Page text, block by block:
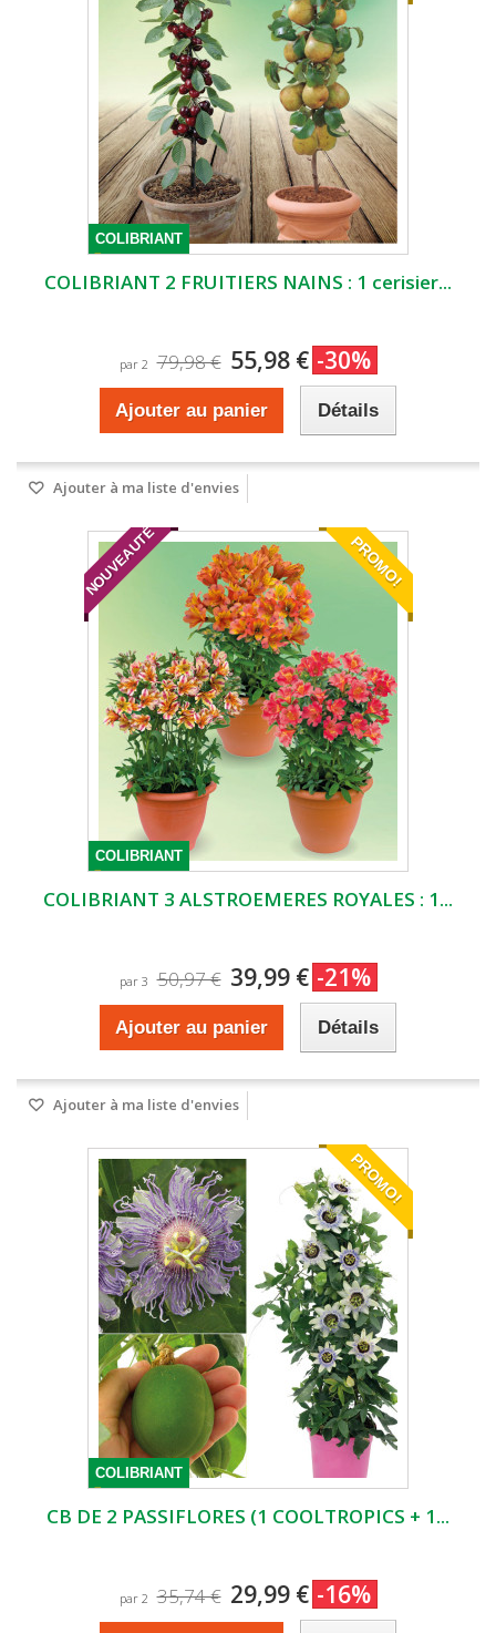
COLIBRIANT
COLIBRIANT 2 FRUITIERS NAINS : 1 cerisier...
par 2 79,98 € 55,98 € -30%
Ajouter au panier Détails
Ajouter à ma liste d'envies
NOUVEAUTÉ
COLIBRIANT
PROMO!
COLIBRIANT 3 ALSTROEMERES ROYALES : 1...
par 3 50,97 € 39,99 € -21%
Ajouter au panier Détails
Ajouter à ma liste d'envies
COLIBRIANT
PROMO!
CB DE 2 PASSIFLORES (1 COOLTROPICS + 1...
par 2 35,74 € 29,99 € -16%